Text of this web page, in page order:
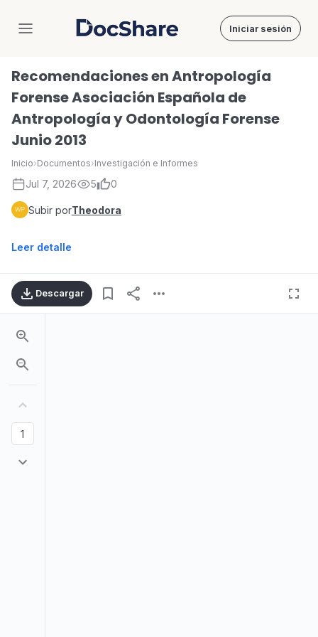
DocShare Iniciar sesión
Recomendaciones en Antropología
Forense Asociación Española de
Antropología y Odontología Forense
Junio 2013
Inicio›Documentos›Investigación e Informes
Jul 7, 2026 5 0
Subir porTheodora
Leer detalle
Descargar